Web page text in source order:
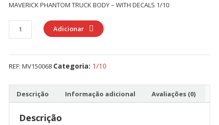
MAVERICK PHANTOM TRUCK BODY – WITH DECALS 1/10
Quantidade
de
TRUCK
WITH
DECALS
Adicionar
REF: MV150068 Categoria: 1/10
Descrição Informação adicional Avaliações (0)
Descrição